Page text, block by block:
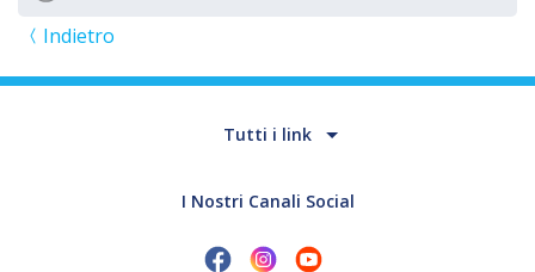
Indietro
Tutti i link
I Nostri Canali Social